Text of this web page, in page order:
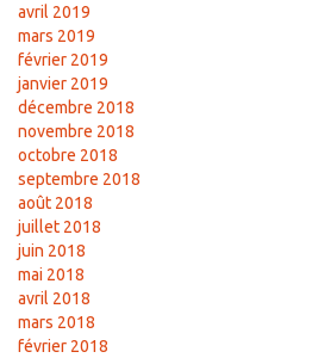
avril 2019
mars 2019
février 2019
janvier 2019
décembre 2018
novembre 2018
octobre 2018
septembre 2018
août 2018
juillet 2018
juin 2018
mai 2018
avril 2018
mars 2018
février 2018